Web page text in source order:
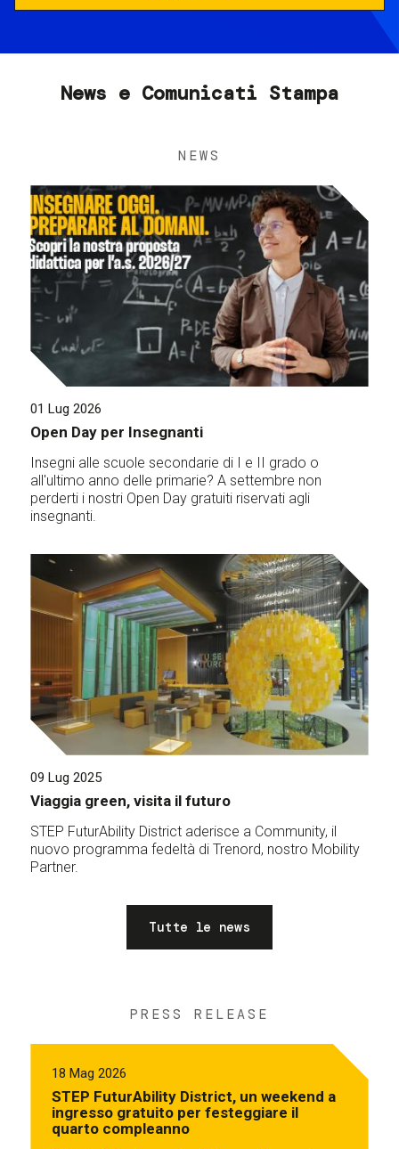
News e Comunicati Stampa
NEWS
01 Lug 2026
Open Day per Insegnanti
Insegni alle scuole secondarie di I e II grado o
all'ultimo anno delle primarie? A settembre non
perderti i nostri Open Day gratuiti riservati agli
insegnanti.
09 Lug 2025
Viaggia green, visita il futuro
STEP FuturAbility District aderisce a Community, il
nuovo programma fedeltà di Trenord, nostro Mobility
Partner.
Tutte le news
PRESS RELEASE
18 Mag 2026
STEP FuturAbility District, un weekend a
ingresso gratuito per festeggiare il
quarto compleanno